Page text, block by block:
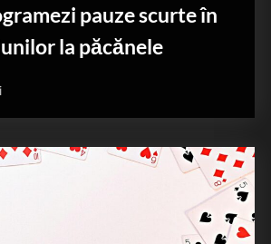
pauze scurte în
la păcănele